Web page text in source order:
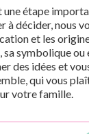
une étape
à décider, nous
et les
symbolique ou
des idées et
qui vous
votre famille.